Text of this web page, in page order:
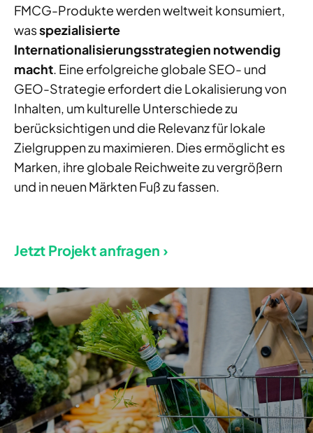
FMCG-Produkte werden weltweit konsumiert,
wasspezialisierte
Internationalisierungsstrategien notwendig
macht. Eine erfolgreiche globale SEO- und
GEO-Strategie erfordert die Lokalisierung von
Inhalten, um kulturelle Unterschiede zu
berücksichtigen und die Relevanz für lokale
Zielgruppen zu maximieren. Dies ermöglicht es
Marken, ihre globale Reichweite zu vergrößern
und in neuen Märkten Fuß zu fassen.
Jetzt Projekt anfragen ›